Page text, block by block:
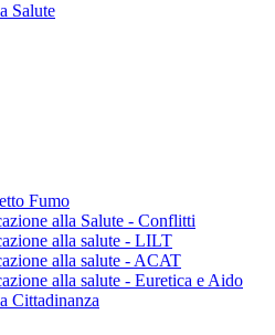
Salute
Fumo
alla Salute - Conflitti
alla salute - LILT
alla salute - ACAT
alla salute - Euretica e Aido
Cittadinanza